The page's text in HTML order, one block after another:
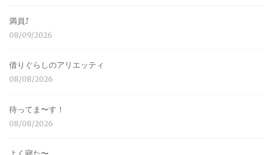
満員⤴︎
08/09/2026
借りぐらしのアリエッティ
08/08/2026
待ってま〜す！
08/08/2026